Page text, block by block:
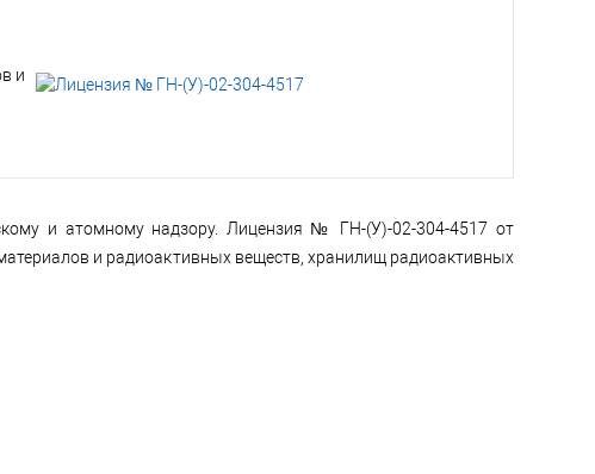
и
и атомному надзору. Лицензия № ГН-(У)-02-304-4517 от
и радиоактивных веществ, хранилищ радиоактивных